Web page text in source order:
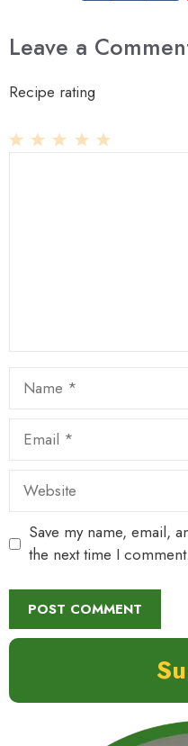
Leave a
Recipe rating
Name
Email
Website
Save my name, email,
the next time I comment.